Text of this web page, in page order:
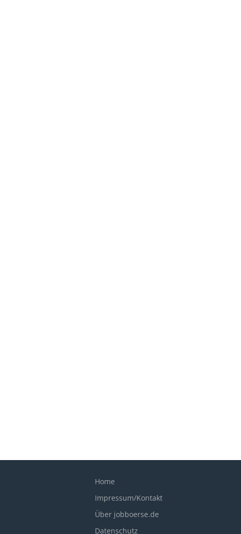
Home
Impressum/Kontakt
Über jobboerse.de
Datenschutz